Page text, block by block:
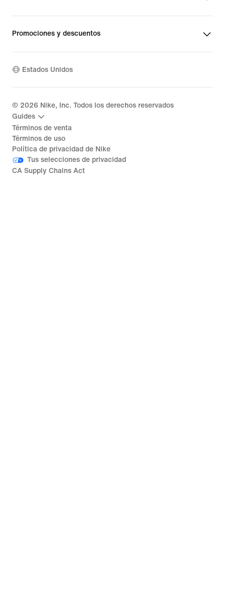
Promociones y descuentos
Estados Unidos
© 2026 Nike, Inc. Todos los derechos reservados
Guides
Términos de venta
Términos de uso
Política de privacidad de Nike
Tus selecciones de privacidad
CA Supply Chains Act